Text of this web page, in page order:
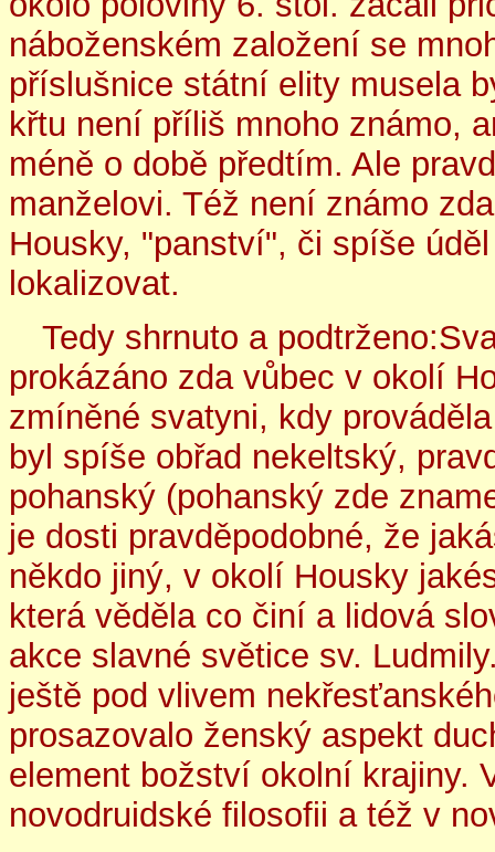
náboženském založení se
příslušnice státní elity musela
křtu není příliš mnoho známo,
méně o době předtím. Ale
manželovi. Též není známo
Housky, "panství", či spíše
lokalizovat.
Tedy shrnuto a
prokázáno zda vůbec v okolí
zmíněné svatyni, kdy
byl spíše obřad nekeltský,
pohanský (pohanský zde
je dosti pravděpodobné, že
někdo jiný, v okolí Housky
která věděla co činí a lidová
akce slavné světice sv.
ještě pod vlivem
prosazovalo ženský aspekt
element božství okolní krajiny.
novodruidské filosofii a též v